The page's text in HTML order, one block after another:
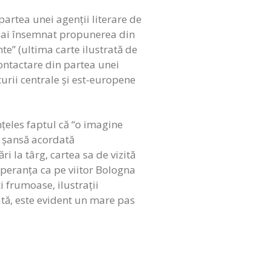
unei agenții literare de
însemnat propunerea din
(ultima carte ilustrată de
din partea unei
centrale și est-europene
faptul că “o imagine
acordată
la târg, cartea sa de vizită
ca pe viitor Bologna
frumoase, ilustrații
este evident un mare pas